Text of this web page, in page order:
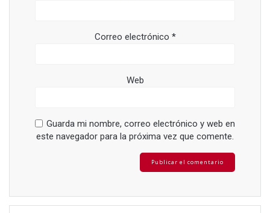
Correo electrónico *
Web
Guarda mi nombre, correo electrónico y web en
este navegador para la próxima vez que comente.